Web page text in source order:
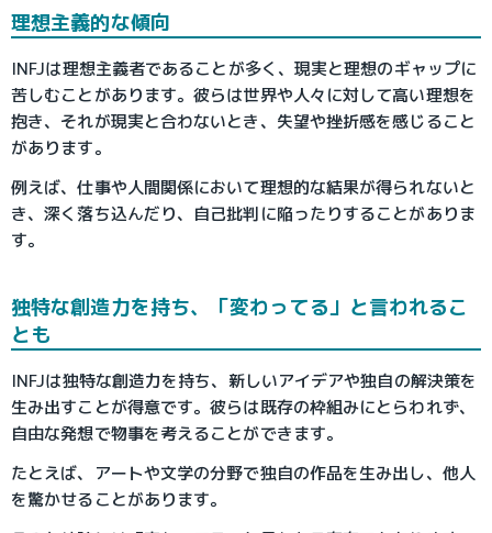
理想主義的な傾向
INFJは理想主義者であることが多く、現実と理想のギャップに
苦しむことがあります。彼らは世界や人々に対して高い理想を
抱き、それが現実と合わないとき、失望や挫折感を感じること
があります。
例えば、仕事や人間関係において理想的な結果が得られないと
き、深く落ち込んだり、自己批判に陥ったりすることがありま
す。
独特な創造力を持ち、「変わってる」と言われるこ
とも
INFJは独特な創造力を持ち、新しいアイデアや独自の解決策を
生み出すことが得意です。彼らは既存の枠組みにとらわれず、
自由な発想で物事を考えることができます。
たとえば、アートや文学の分野で独自の作品を生み出し、他人
を驚かせることがあります。